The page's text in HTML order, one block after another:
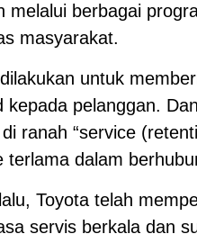
melalui berbagai
masyarakat.
untuk
kepada pelanggan.
ranah “service
terlama dalam
Toyota telah
servis berkala dan